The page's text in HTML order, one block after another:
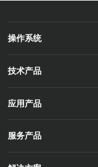
操作系统
技术产品
应用产品
服务产品